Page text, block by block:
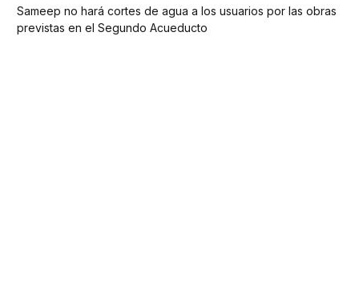
Sameep no hará cortes de agua a los usuarios por las obras
previstas en el Segundo Acueducto